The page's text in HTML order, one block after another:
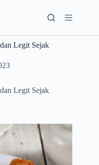
Legit Sejak
Legit Sejak